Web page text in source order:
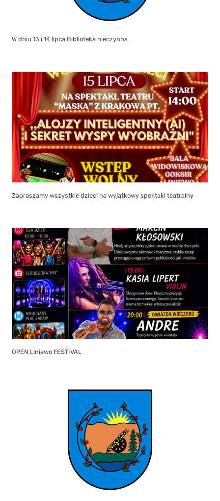
W dniu 13 i 14 lipca Biblioteka nieczynna
Zapraszamy wszystkie dzieci na wyjątkowy spektakl teatralny
OPEN Liniewo FESTIVAL